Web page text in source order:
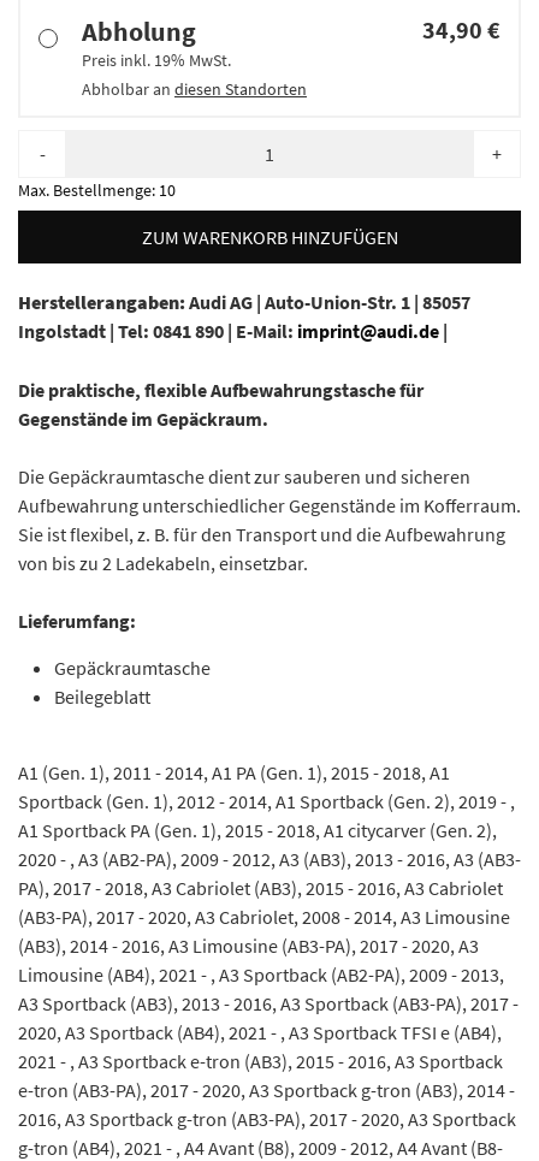
Abholung
Preis inkl. 19% MwSt.
Abholbar an diesen Standorten
34,90 €
- +
Max. Bestellmenge: 10
ZUM WARENKORB HINZUFÜGEN
Herstellerangaben: Audi AG | Auto-Union-Str. 1 | 85057
Ingolstadt | Tel: 0841 890 | E-Mail: imprint@audi.de |
Die praktische, flexible Aufbewahrungstasche für
Gegenstände im Gepäckraum.
Die Gepäckraumtasche dient zur sauberen und sicheren
Aufbewahrung unterschiedlicher Gegenstände im Kofferraum.
Sie ist flexibel, z. B. für den Transport und die Aufbewahrung
von bis zu 2 Ladekabeln, einsetzbar.
Lieferumfang:
Gepäckraumtasche
Beilegeblatt
A1 (Gen. 1), 2011 - 2014, A1 PA (Gen. 1), 2015 - 2018, A1
Sportback (Gen. 1), 2012 - 2014, A1 Sportback (Gen. 2), 2019 - ,
A1 Sportback PA (Gen. 1), 2015 - 2018, A1 citycarver (Gen. 2),
2020 - , A3 (AB2-PA), 2009 - 2012, A3 (AB3), 2013 - 2016, A3 (AB3-
PA), 2017 - 2018, A3 Cabriolet (AB3), 2015 - 2016, A3 Cabriolet
(AB3-PA), 2017 - 2020, A3 Cabriolet, 2008 - 2014, A3 Limousine
(AB3), 2014 - 2016, A3 Limousine (AB3-PA), 2017 - 2020, A3
Limousine (AB4), 2021 - , A3 Sportback (AB2-PA), 2009 - 2013,
A3 Sportback (AB3), 2013 - 2016, A3 Sportback (AB3-PA), 2017 -
2020, A3 Sportback (AB4), 2021 - , A3 Sportback TFSI e (AB4),
2021 - , A3 Sportback e-tron (AB3), 2015 - 2016, A3 Sportback
e-tron (AB3-PA), 2017 - 2020, A3 Sportback g-tron (AB3), 2014 -
2016, A3 Sportback g-tron (AB3-PA), 2017 - 2020, A3 Sportback
g-tron (AB4), 2021 - , A4 Avant (B8), 2009 - 2012, A4 Avant (B8-